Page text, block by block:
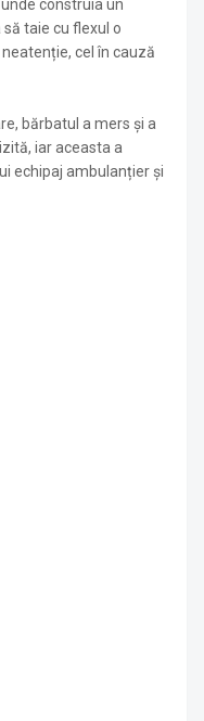
construia un
taie cu flexul o
cel în cauză
bărbatul a mers și a
iar aceasta a
echipaj ambulanțier și